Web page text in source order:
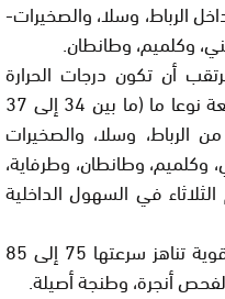
الرباط، وسلا، والصخيرات-
وكلميم، وطانطان.
أن تكون درجات الحرارة
القصوى يومي الأحد والإثنين، مرتفعة نوعا ما (ما بين 34 إلى 37
الرباط، وسلا، والصخيرات
وكلميم، وطانطان، وطرفاية،
في السهول الداخلية
ومن جهة أخرى، يرتقب هبوب رياح قوية تناهز سرعتها 75 إلى 85
أنجرة، وطنجة أصيلة.